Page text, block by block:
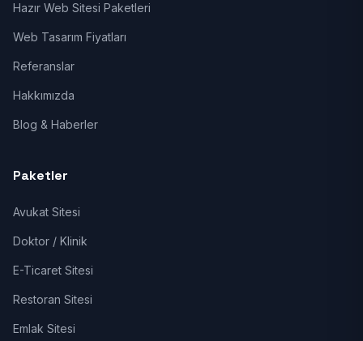
Hazır Web Sitesi Paketleri
Web Tasarım Fiyatları
Referanslar
Hakkımızda
Blog & Haberler
Paketler
Avukat Sitesi
Doktor / Klinik
E-Ticaret Sitesi
Restoran Sitesi
Emlak Sitesi